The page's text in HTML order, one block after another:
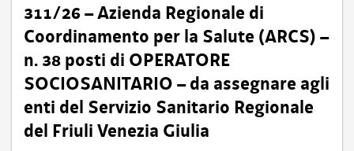
311/26 – Azienda Regionale di
Coordinamento per la Salute (ARCS) –
n. 38 posti di OPERATORE
SOCIOSANITARIO – da assegnare agli
enti del Servizio Sanitario Regionale
del Friuli Venezia Giulia